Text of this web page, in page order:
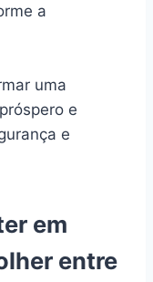
a
uma
e
e
em
entre